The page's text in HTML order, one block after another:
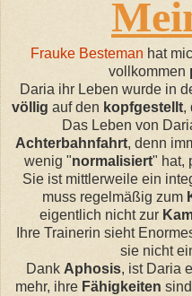
Frauke Besteman hat
vollkommen
Daria ihr Leben wurde in
völlig auf den kopfgestellt,
Das Leben von
Achterbahnfahrt, denn
wenig "normalisiert" hat,
Sie ist mittlerweile ein
muss regelmäßig zum
eigentlich nicht zur
Ihre Trainerin sieht
sie nicht
Dank Aphosis, ist Daria
mehr, ihre Fähigkeiten